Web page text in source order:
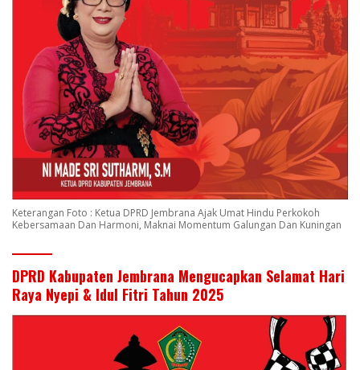
Keterangan Foto : Ketua DPRD Jembrana Ajak Umat Hindu Perkokoh
Kebersamaan Dan Harmoni, Maknai Momentum Galungan Dan Kuningan
DPRD Kabupaten Jembrana Mengucapkan Selamat Hari
Raya Nyepi & Idul Fitri Tahun 2025